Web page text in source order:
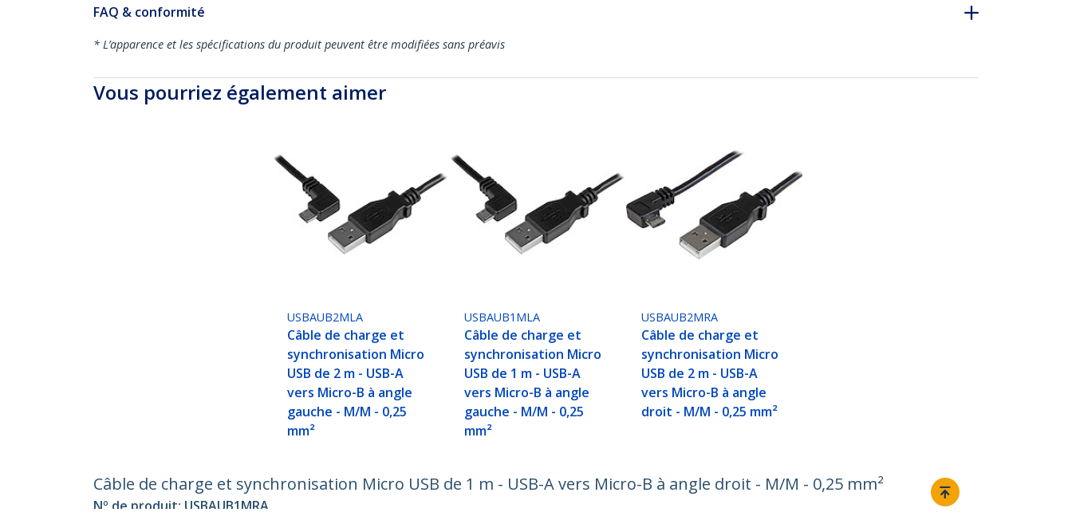
FAQ & conformité
* L’apparence et les spécifications du produit peuvent être modifiées sans préavis
Vous pourriez également aimer
USBAUB2MLA
Câble de charge et
synchronisation Micro
USB de 2 m - USB-A
vers Micro-B à angle
gauche - M/M - 0,25
mm²
USBAUB1MLA
Câble de charge et
synchronisation Micro
USB de 1 m - USB-A
vers Micro-B à angle
gauche - M/M - 0,25
mm²
USBAUB2MRA
Câble de charge et
synchronisation Micro
USB de 2 m - USB-A
vers Micro-B à angle
droit - M/M - 0,25 mm²
Câble de charge et synchronisation Micro USB de 1 m - USB-A vers Micro-B à angle droit - M/M - 0,25 mm²
Nº de produit: USBAUB1MRA